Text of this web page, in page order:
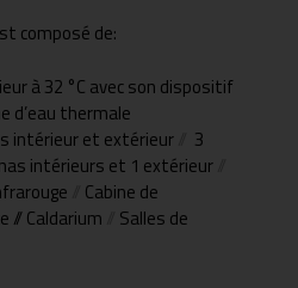
composé de:
à 32 °C avec son dispositif
d’eau thermale
intérieur et extérieur//
3
intérieurs et 1 extérieur//
Cabine de
// Caldarium
Salles de